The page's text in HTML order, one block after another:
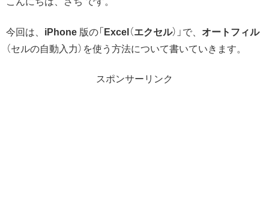
今回は、 iPhone 版の「 Excel （エクセル）」で、 オートフィル
（セルの自動入力）を使う方法について書いていきます。
スポンサーリンク